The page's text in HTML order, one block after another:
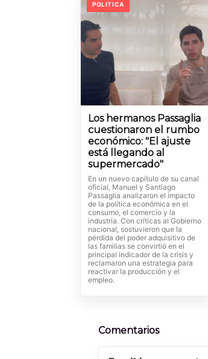
POLITICA
Los hermanos Passaglia
cuestionaron el rumbo
económico: "El ajuste
está llegando al
supermercado"
En un nuevo capítulo de su canal
oficial, Manuel y Santiago
Passaglia analizaron el impacto
de la política económica en el
consumo, el comercio y la
industria. Con críticas al Gobierno
nacional, sostuvieron que la
pérdida del poder adquisitivo de
las familias se convirtió en el
principal indicador de la crisis y
reclamaron una estrategia para
reactivar la producción y el
empleo.
Comentarios